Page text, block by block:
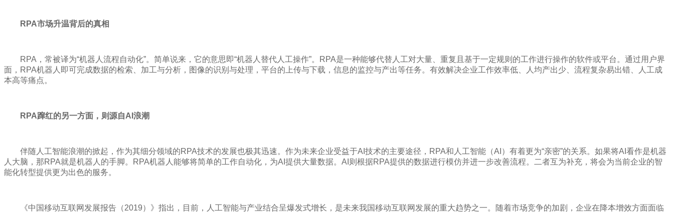
RPA市场升温背后的真相
RPA，常被译为“机器人流程自动化”。简单说来，它的意思即“机器人替代人工操作”。RPA是一种能够代替人工对大量、重复且基于一定规则的工作进行操作的软件或平台。通过用户界
面，RPA机器人即可完成数据的检索、加工与分析，图像的识别与处理，平台的上传与下载，信息的监控与产出等任务。有效解决企业工作效率低、人均产出少、流程复杂易出错、人工成
本高等痛点。
RPA蹿红的另一方面，则源自AI浪潮
伴随人工智能浪潮的掀起，作为其细分领域的RPA技术的发展也极其迅速。作为未来企业受益于AI技术的主要途径，RPA和人工智能（AI）有着更为“亲密”的关系。如果将AI看作是机器
人大脑，那RPA就是机器人的手脚。RPA机器人能够将简单的工作自动化，为AI提供大量数据。AI则根据RPA提供的数据进行模仿并进一步改善流程。二者互为补充，将会为当前企业的智
能化转型提供更为出色的服务。
《中国移动互联网发展报告（2019）》指出，目前，人工智能与产业结合呈爆发式增长，是未来我国移动互联网发展的重大趋势之一。随着市场竞争的加剧，企业在降本增效方面面临